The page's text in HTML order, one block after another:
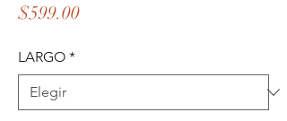
$599.00Precio
LARGO *